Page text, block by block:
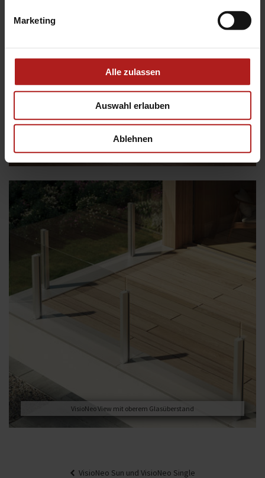
Marketing
Alle zulassen
Auswahl erlauben
Ablehnen
VisioNeo View mit oberem Glasüberstand
VisioNeo Sun und VisioNeo Single